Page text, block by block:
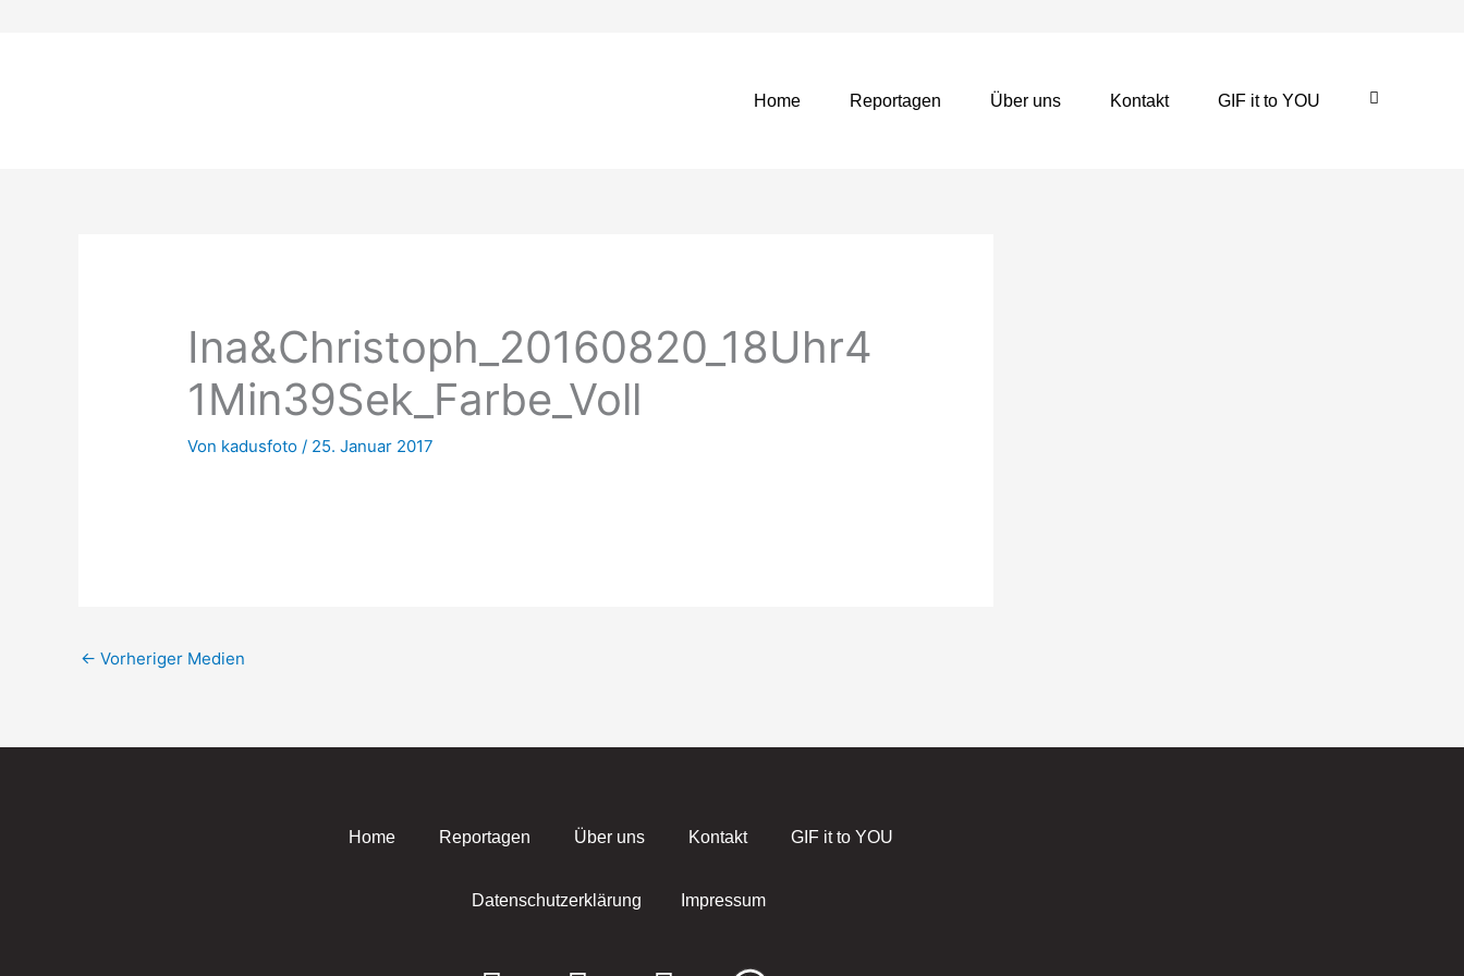
Home Reportagen Über uns Kontakt GIF it to YOU
Ina&Christoph_20160820_18Uhr4
1Min39Sek_Farbe_Voll
Von kadusfoto/ 25. Januar 2017
← Vorheriger Medien
Home Reportagen Über uns Kontakt GIF it to YOU
Datenschutzerklärung Impressum